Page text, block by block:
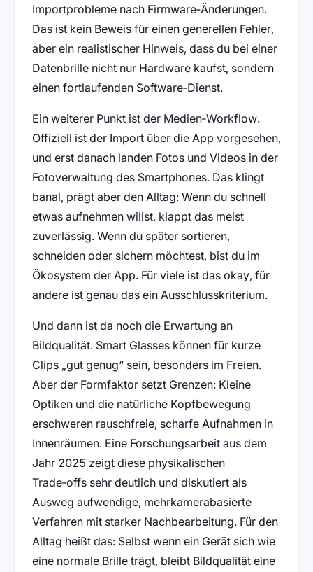
Importprobleme nach Firmware‑Änderungen.
Das ist kein Beweis für einen generellen Fehler,
aber ein realistischer Hinweis, dass du bei einer
Datenbrille nicht nur Hardware kaufst, sondern
einen fortlaufenden Software‑Dienst.
Ein weiterer Punkt ist der Medien‑Workflow.
Offiziell ist der Import über die App vorgesehen,
und erst danach landen Fotos und Videos in der
Fotoverwaltung des Smartphones. Das klingt
banal, prägt aber den Alltag: Wenn du schnell
etwas aufnehmen willst, klappt das meist
zuverlässig. Wenn du später sortieren,
schneiden oder sichern möchtest, bist du im
Ökosystem der App. Für viele ist das okay, für
andere ist genau das ein Ausschlusskriterium.
Und dann ist da noch die Erwartung an
Bildqualität. Smart Glasses können für kurze
Clips „gut genug“ sein, besonders im Freien.
Aber der Formfaktor setzt Grenzen: Kleine
Optiken und die natürliche Kopfbewegung
erschweren rauschfreie, scharfe Aufnahmen in
Innenräumen. Eine Forschungsarbeit aus dem
Jahr 2025 zeigt diese physikalischen
Trade‑offs sehr deutlich und diskutiert als
Ausweg aufwendige, mehrkamerabasierte
Verfahren mit starker Nachbearbeitung. Für den
Alltag heißt das: Selbst wenn ein Gerät sich wie
eine normale Brille trägt, bleibt Bildqualität eine